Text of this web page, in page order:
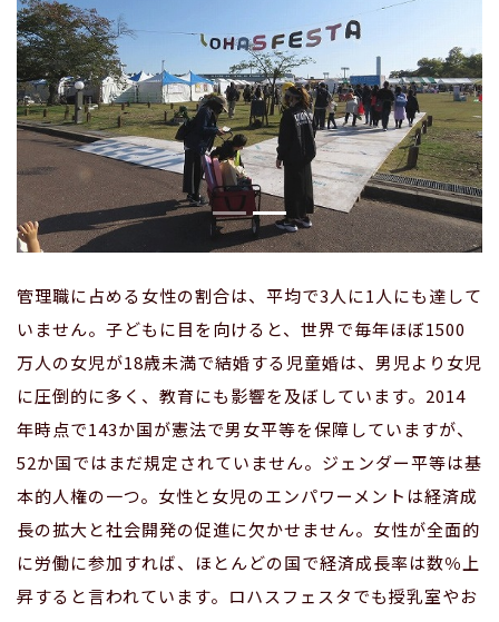
管理職に占める女性の割合は、平均で3人に1人にも達して
いません。子どもに目を向けると、世界で毎年ほぼ1500
万人の女児が18歳未満で結婚する児童婚は、男児より女児
に圧倒的に多く、教育にも影響を及ぼしています。2014
年時点で143か国が憲法で男女平等を保障していますが、
52か国ではまだ規定されていません。ジェンダー平等は基
本的人権の一つ。女性と女児のエンパワーメントは経済成
長の拡大と社会開発の促進に欠かせません。女性が全面的
に労働に参加すれば、ほとんどの国で経済成長率は数％上
昇すると言われています。ロハスフェスタでも授乳室やお